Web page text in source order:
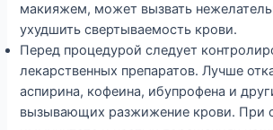
макияжем, может вызвать
ухудшить свертываемость крови.
Перед процедурой следует
лекарственных препаратов. Лучше
аспирина, кофеина, ибупрофена и
вызывающих разжижение крови. При